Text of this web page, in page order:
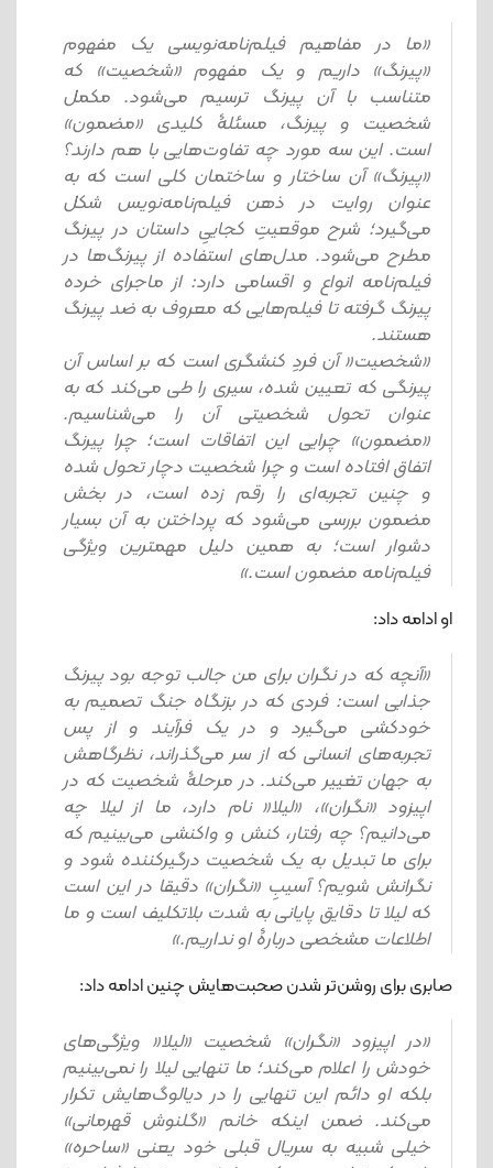
«ما در مفاهیم فیلم‌نامه‌نویسی یک مفهوم
«پیرنگ» داریم و یک مفهوم «شخصیت» که
متناسب با آن پیرنگ ترسیم می‌شود. مکمل
شخصیت و پیرنگ، مسئلۀ کلیدی «مضمون»
است. این سه مورد چه تفاوت‌هایی با هم دارند؟
«پیرنگ» آن ساختار و ساختمان کلی است که به
عنوان روایت در ذهن فیلم‌نامه‌نویس شکل
می‌گیرد؛ شرح موقعیتِ کجاییِ داستان در پیرنگ
مطرح می‌شود. مدل‌های استفاده از پیرنگ‌ها در
فیلم‌نامه انواع و اقسامی دارد: از ماجرای خرده
پیرنگ گرفته تا فیلم‌هایی که معروف به ضد پیرنگ
هستند.
«شخصیت« آن فردِ کنشگری است که بر اساس آن
پیرنگی که تعیین شده، سیری را طی می‌کند که به
عنوان تحول شخصیتی آن را می‌شناسیم.
«مضمون» چرایی این اتفاقات است؛ چرا پیرنگ
اتفاق افتاده است و چرا شخصیت دچار تحول شده
و چنین تجربه‌ای را رقم زده است، در بخش
مضمون بررسی می‌شود که پرداختن به آن بسیار
دشوار است؛ به همین دلیل مهمترین ویژگی
فیلم‌نامه مضمون است.»
او ادامه داد:
«آنچه که در نگران برای من جالب توجه بود پیرنگ
جذابی است: فردی که در بزنگاه جنگ تصمیم به
خودکشی می‌گیرد و در یک فرآیند و از پس
تجربه‌های انسانی که از سر می‌گذراند، نظرگاهش
به جهان تغییر می‌کند. در مرحلۀ شخصیت که در
اپیزود «نگران»، «لیلا« نام دارد، ما از لیلا چه
می‌دانیم؟ چه رفتار، کنش و واکنشی می‌بینیم که
برای ما تبدیل به یک شخصیت درگیرکننده شود و
نگرانش شویم؟ آسیبِ «نگران» دقیقا در این است
که لیلا تا دقایق پایانی به شدت بلاتکلیف است و ما
اطلاعات مشخصی دربارۀ او نداریم.»
صابری برای روشن‌تر شدن صحبت‌هایش چنین ادامه داد:
«در اپیزود «نگران» شخصیت «لیلا« ویژگی‌های
خودش را اعلام می‌کند؛ ما تنهایی لیلا را نمی‌بینیم
بلکه او دائم این تنهایی را در دیالوگ‌هایش تکرار
می‌کند. ضمن اینکه خانم «گلنوش قهرمانی»
خیلی شبیه به سریال قبلی خود یعنی «ساحره»